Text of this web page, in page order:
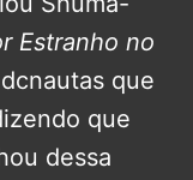
Estranho no
que
que
dessa